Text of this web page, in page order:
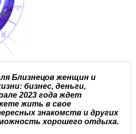
Близнецов женщин и
бизнес, деньги,
2023 года ждет
жить в свое
знакомств и других
хорошего отдыха.